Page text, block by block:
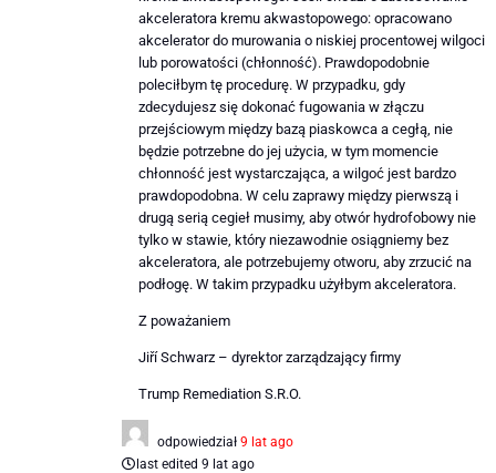
akceleratora kremu akwastopowego: opracowano
akcelerator do murowania o niskiej procentowej wilgoci
lub porowatości (chłonność). Prawdopodobnie
poleciłbym tę procedurę. W przypadku, gdy
zdecydujesz się dokonać fugowania w złączu
przejściowym między bazą piaskowca a cegłą, nie
będzie potrzebne do jej użycia, w tym momencie
chłonność jest wystarczająca, a wilgoć jest bardzo
prawdopodobna. W celu zaprawy między pierwszą i
drugą serią cegieł musimy, aby otwór hydrofobowy nie
tylko w stawie, który niezawodnie osiągniemy bez
akceleratora, ale potrzebujemy otworu, aby zrzucić na
podłogę. W takim przypadku użyłbym akceleratora.
Z poważaniem
Jiří Schwarz – dyrektor zarządzający firmy
Trump Remediation S.R.O.
odpowiedział 9 lat ago
last edited 9 lat ago